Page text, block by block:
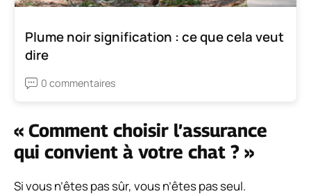
Plume noir signification : ce que cela veut
dire
0 commentaires
« Comment choisir l’assurance
qui convient à votre chat ? »
Si vous n’êtes pas sûr, vous n’êtes pas seul.